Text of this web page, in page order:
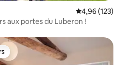
Note
4,96 (123)
aux portes du Luberon !